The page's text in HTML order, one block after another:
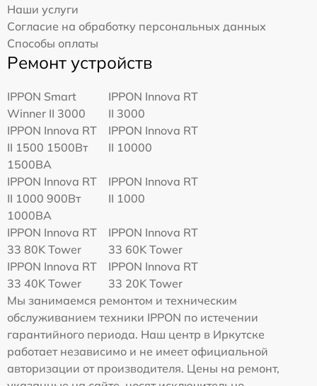
Наши услуги
Согласие на обработку персональных данных
Способы оплаты
Ремонт устройств
IPPON Smart
Winner II 3000
IPPON Innova RT
II 3000
IPPON Innova RT
II 1500 1500Вт
1500ВА
IPPON Innova RT
II 10000
IPPON Innova RT
II 1000 900Вт
1000ВА
IPPON Innova RT
II 1000
IPPON Innova RT
33 80K Tower
IPPON Innova RT
33 60K Tower
IPPON Innova RT
33 40K Tower
IPPON Innova RT
33 20K Tower
Мы занимаемся ремонтом и техническим
обслуживанием техники IPPON по истечении
гарантийного периода. Наш центр в Иркутске
работает независимо и не имеет официальной
авторизации от производителя. Цены на ремонт,